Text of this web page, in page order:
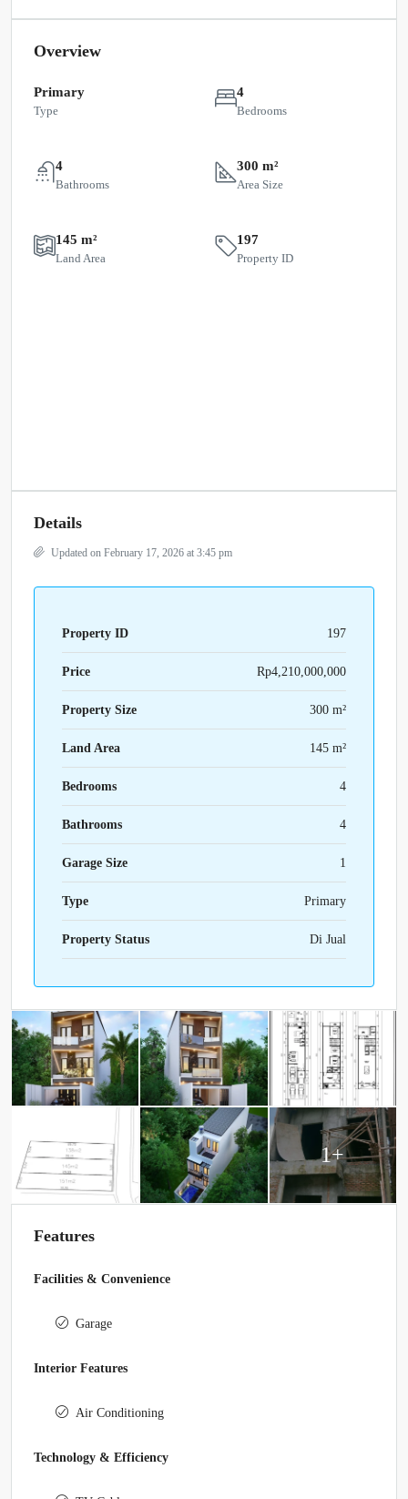
Overview
Primary
Type
4
Bedrooms
4
Bathrooms
300 m²
Area Size
145 m²
Land Area
197
Property ID
Details
Updated on February 17, 2026 at 3:45 pm
Property ID 197
Price Rp4,210,000,000
Property Size 300 m²
Land Area 145 m²
Bedrooms 4
Bathrooms 4
Garage Size 1
Type Primary
Property Status Di Jual
1+
Features
Facilities & Convenience
Garage
Interior Features
Air Conditioning
Technology & Efficiency